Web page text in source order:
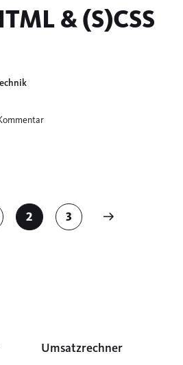
& (S)CSS
2 3
Umsatzrechner